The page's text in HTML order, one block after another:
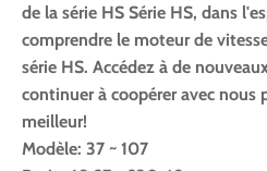
de la série HS Série HS, dans
comprendre le moteur de
série HS. Accédez à de
continuer à coopérer avec nous
meilleur!
Modèle: 37 ~ 107